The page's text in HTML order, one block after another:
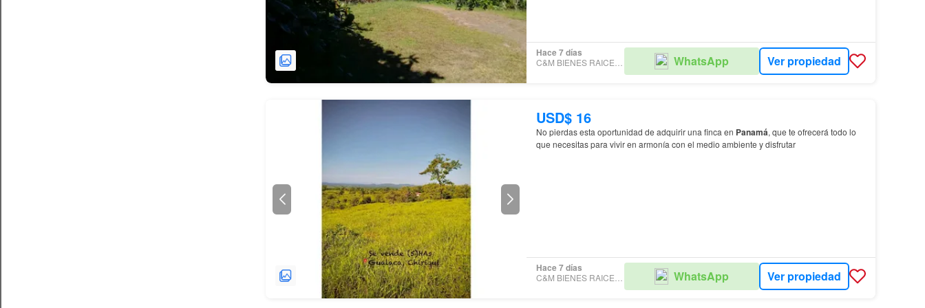
Hace 7 días
WhatsApp Ver propiedad
USD$ 16
No pierdas esta oportunidad de adquirir una finca en Panamá, que te ofrecerá todo lo
que necesitas para vivir en armonía con el medio ambiente y disfrutar
Hace 7 días
WhatsApp Ver propiedad